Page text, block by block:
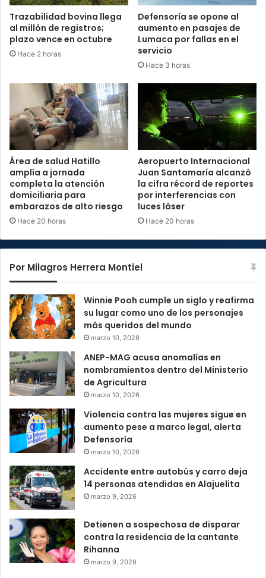
Trazabilidad bovina llega
al millón de registros;
plazo vence en octubre
Hace 2 horas
Defensoría se opone al
aumento en pasajes de
Lumaca por fallas en el
servicio
Hace 3 horas
Área de salud Hatillo
amplía a jornada
completa la atención
domiciliaria para
embarazos de alto riesgo
Hace 20 horas
Aeropuerto Internacional
Juan Santamaría alcanzó
la cifra récord de reportes
por interferencias con
luces láser
Hace 20 horas
Por Milagros Herrera Montiel
Winnie Pooh cumple un siglo y reafirma
su lugar como uno de los personajes
más queridos del mundo
marzo 10, 2026
ANEP-MAG acusa anomalías en
nombramientos dentro del Ministerio
de Agricultura
marzo 10, 2026
Violencia contra las mujeres sigue en
aumento pese a marco legal, alerta
Defensoría
marzo 10, 2026
Accidente entre autobús y carro deja
14 personas atendidas en Alajuelita
marzo 9, 2026
Detienen a sospechosa de disparar
contra la residencia de la cantante
Rihanna
marzo 9, 2026